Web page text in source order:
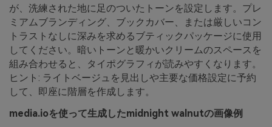
が、洗練された地に足のついたトーンを設定します。プレ
ミアムブランディング、ブックカバー、または厳しいコン
トラストなしに深みを求めるブティックパッケージに使用
してください。暗いトーンと暖かいクリームのスペースを
組み合わせると、タイポグラフィが読みやすくなります。
ヒント: ライトベージュを見出しや主要な価格設定に予約
して、即座に階層を作成します。
media.ioを使って生成したmidnight walnutの画像例